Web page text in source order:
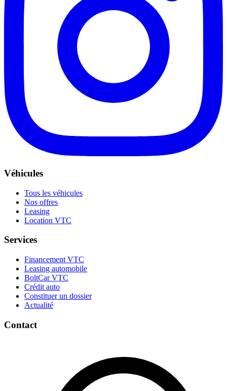
Véhicules
Tous les véhicules
Nos offres
Leasing
Location VTC
Services
Financement VTC
Leasing automobile
BoltCar VTC
Crédit auto
Constituer un dossier
Actualité
Contact